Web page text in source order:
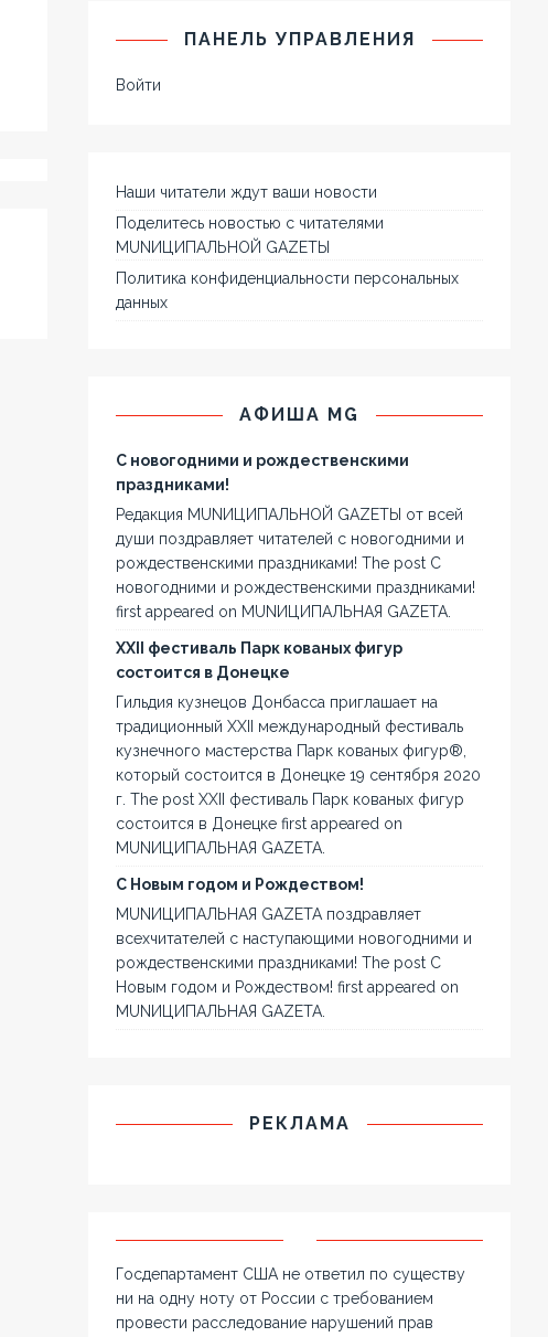
ПАНЕЛЬ УПРАВЛЕНИЯ
Войти
Наши читатели ждут ваши новости
Поделитесь новостью с читателями
MUNИЦИПАЛЬНОЙ GAZЕТЫ
Политика конфиденциальности персональных
данных
АФИША MG
С новогодними и рождественскими
праздниками!
Редакция MUNИЦИПАЛЬНОЙ GAZЕТЫ от всей
души поздравляет читателей с новогодними и
рождественскими праздниками! The post С
новогодними и рождественскими праздниками!
first appeared on MUNИЦИПАЛЬНАЯ GAZЕТА.
XXII фестиваль Парк кованых фигур
состоится в Донецке
Гильдия кузнецов Донбасса приглашает на
традиционный XXII международный фестиваль
кузнечного мастерства Парк кованых фигур®,
который состоится в Донецке 19 сентября 2020
г. The post XXII фестиваль Парк кованых фигур
состоится в Донецке first appeared on
MUNИЦИПАЛЬНАЯ GAZЕТА.
С Новым годом и Рождеством!
MUNИЦИПАЛЬНАЯ GAZЕТА поздравляет
всехчитателей с наступающими новогодними и
рождественскими праздниками! The post С
Новым годом и Рождеством! first appeared on
MUNИЦИПАЛЬНАЯ GAZЕТА.
РЕКЛАМА
Госдепартамент США не ответил по существу
ни на одну ноту от России с требованием
провести расследование нарушений прав